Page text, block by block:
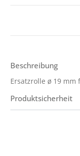
Beschreibung
Ersatzrolle ø 19 mm
Produktsicherheit